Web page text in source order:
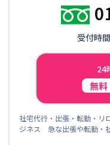
受付時
24
無料
社宅代行・出張・転勤・リ
ジネス 急な出張や転勤・